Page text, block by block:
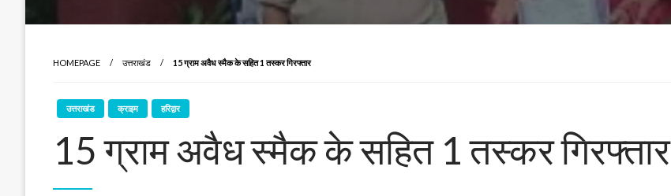
HOMEPAGE उत्तराखंड 15 ग्राम अवैध स्मैक के सहित 1 तस्कर गिरफ्तार
उत्तराखंड क्राइम हरिद्वार
15 ग्राम अवैध स्मैक के सहित 1 तस्कर गिरफ्तार